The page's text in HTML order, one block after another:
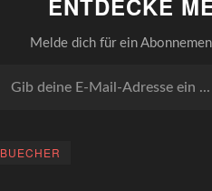
ENTDECKE
Melde dich für ein
BUECHER